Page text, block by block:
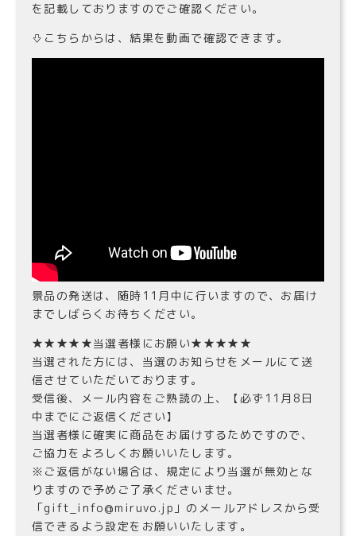
を記載しておりますのでご確認ください。
⇩こちらからは、結果を動画で確認できます。
景品の発送は、随時11月中に行いますので、お届け
までしばらくお待ちください。
★★★★★当選者様にお願い★★★★★
当選された方には、当選のお知らせをメールにて送
信させていただいております。
受信後、メール内容をご熟読の上、【必ず11月8日
中までにご返信ください】
当選者様に確実に商品をお届けするためですので、
ご協力をよろしくお願いいたします。
※ご返信がない場合は、規定により当選が無効とな
りますので予めご了承くださいませ。
「gift_info@miruvo.jp」のメールアドレスから受
信できるよう設定をお願いいたします。